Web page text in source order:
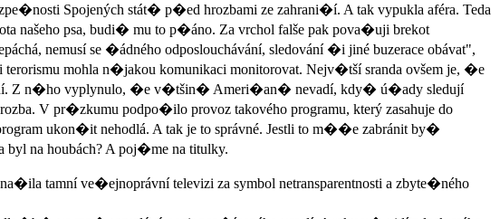
Spojených stát� p�ed hrozbami ze zahrani�í. A tak vypukla aféra. Teda
psa, budi� mu to p�áno. Za vrchol falše pak pova�uji brekot
nemusí se �ádného odposlouchávání, sledování �i jiné buzerace obávat",
mohla n�jakou komunikaci monitorovat. Nejv�tší sranda ovšem je, �e
Z n�ho vyplynulo, �e v�tšin� Ameri�an� nevadí, kdy� ú�ady sledují
V pr�zkumu podpo�ilo provoz takového programu, který zasahuje do
ukon�it nehodlá. A tak je to správné. Jestli to m��e zabránit by�
na houbách? A poj�me na titulky.
tamní ve�ejnoprávní televizi za symbol netransparentnosti a zbyte�ného